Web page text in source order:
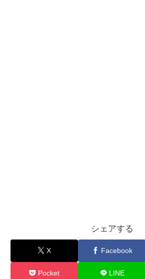
シェアする
X Facebook
Pocket LINE